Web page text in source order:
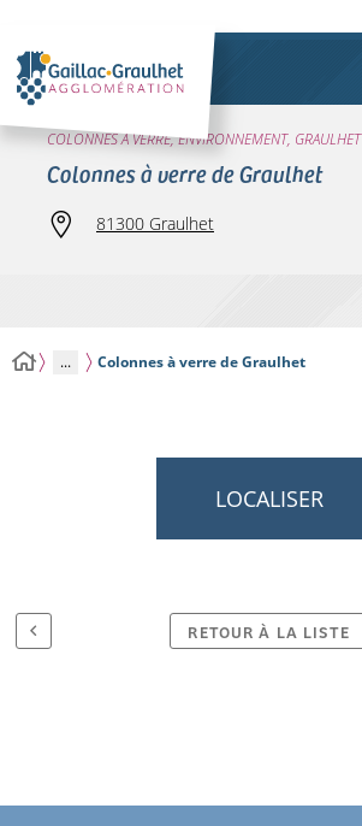
COLONNES À VERRE, ENVIRONNEMENT, GRAULHET
Colonnes à verre de Graulhet
81300 Graulhet
... Colonnes à verre de Graulhet
LOCALISER
RETOUR À LA LISTE